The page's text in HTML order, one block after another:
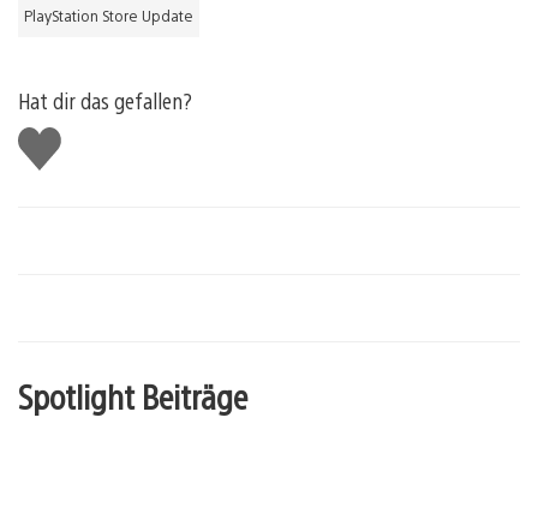
PlayStation Store Update
Hat dir das gefallen?
Gefällt
mir
Spotlight Beiträge